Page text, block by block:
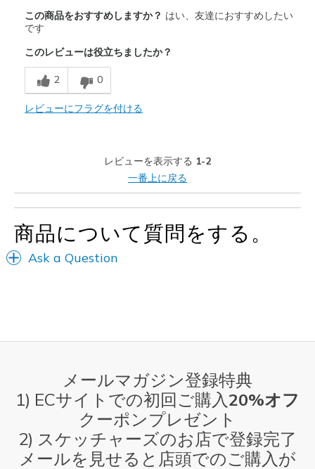
Comfortable
以下に最適
Casual Wear
Width
Feels true to width
この商品をおすすめしますか？ はい、友達におすすめしたい
です
このレビューは役立ちましたか？
2 0
レビューにフラグを付ける
レビューを表示する 1-2
一番上に戻る
商品について質問をする。
Ask a Question
メールマガジン登録特典
1) ECサイトでの初回ご購入20%オフ
クーポンプレゼント
2) スケッチャーズのお店で登録完了
メールを見せると店頭でのご購入が